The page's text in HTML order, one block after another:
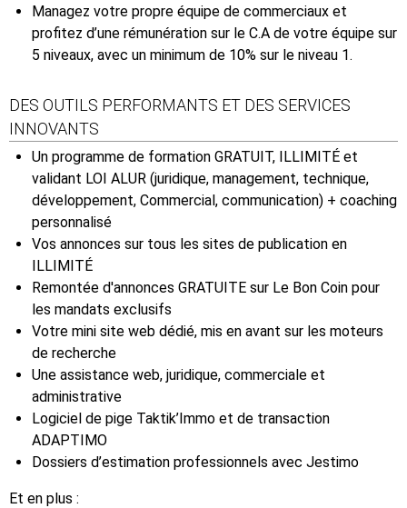
Managez votre propre équipe de commerciaux et
profitez d’une rémunération sur le C.A de votre équipe sur
5 niveaux, avec un minimum de 10% sur le niveau 1.
DES OUTILS PERFORMANTS ET DES SERVICES
INNOVANTS
Un programme de formation GRATUIT, ILLIMITÉ et
validant LOI ALUR (juridique, management, technique,
développement, Commercial, communication) + coaching
personnalisé
Vos annonces sur tous les sites de publication en
ILLIMITÉ
Remontée d'annonces GRATUITE sur Le Bon Coin pour
les mandats exclusifs
Votre mini site web dédié, mis en avant sur les moteurs
de recherche
Une assistance web, juridique, commerciale et
administrative
Logiciel de pige Taktik’Immo et de transaction
ADAPTIMO
Dossiers d’estimation professionnels avec Jestimo
Et en plus :